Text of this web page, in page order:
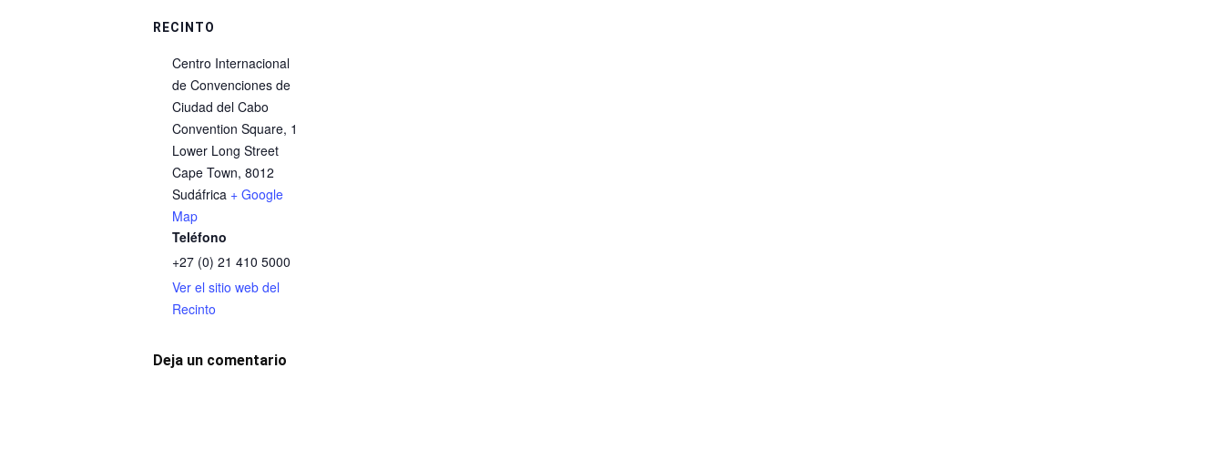
RECINTO
Centro Internacional
de Convenciones de
Ciudad del Cabo
Convention Square, 1
Lower Long Street
Cape Town, 8012
Sudáfrica + Google
Map
Teléfono
+27 (0) 21 410 5000
Ver el sitio web del
Recinto
Deja un comentario